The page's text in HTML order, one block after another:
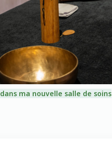
dans ma nouvelle salle de soins